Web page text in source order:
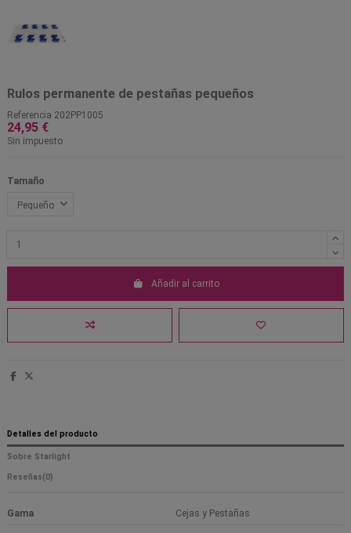
Rulos permanente de pestañas pequeños
Referencia 202PP1005
24,95 €
Sin impuesto
Tamaño
Añadir al carrito
Detalles del producto
Sobre Starlight
Reseñas(0)
Gama Cejas y Pestañas